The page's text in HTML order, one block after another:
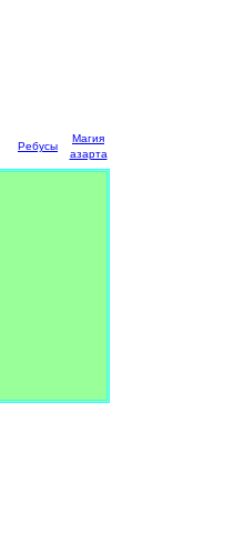
Ребусы
Магия
азарта